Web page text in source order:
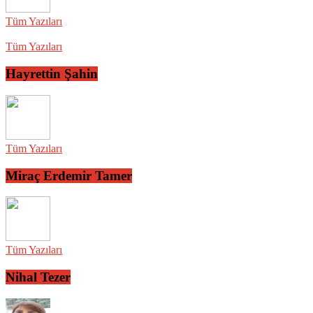
Tüm Yazıları
Tüm Yazıları
Hayrettin Şahin
Tüm Yazıları
Miraç Erdemir Tamer
Tüm Yazıları
Nihal Tezer